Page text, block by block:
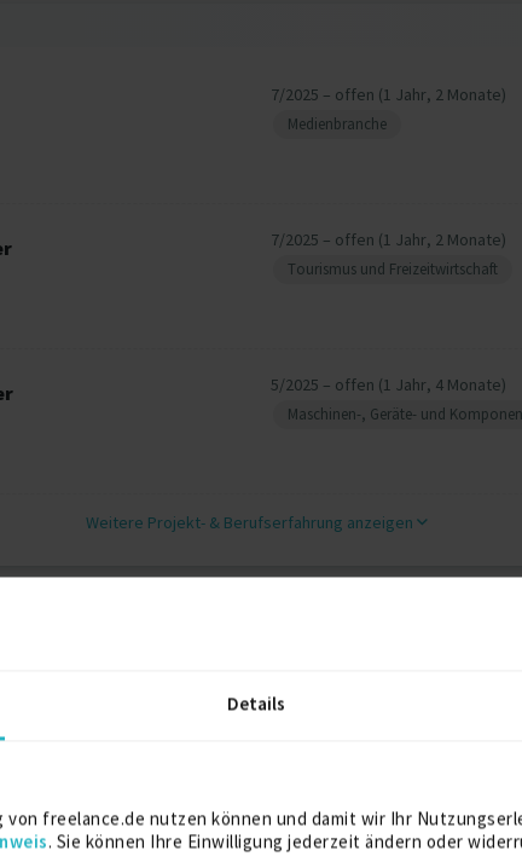
Details
von freelance.de nutzen können und damit wir Ihr
. Sie können Ihre Einwilligung jederzeit ändern oder
7/2025 – offen (1 Jahr, 2 Monate)
Medienbranche
7/2025 – offen (1 Jahr, 2 Monate)
Tourismus und Freizeitwirtschaft
5/2025 – offen (1 Jahr, 4 Monate)
Maschinen-, Geräte- und
Weitere Projekt‐ & Berufserfahrung anzeigen
2025